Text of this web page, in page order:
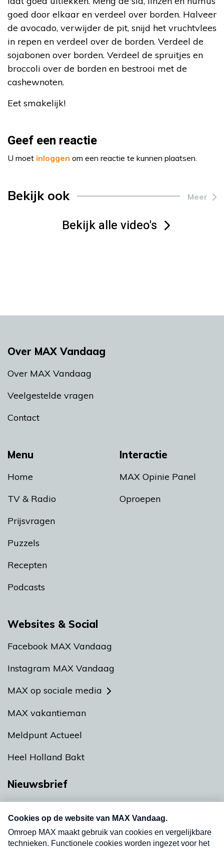
goed door elkaar en verdeel over borden. Halveer
de avocado, verwijder de pit, snijd het vruchtvlees
in repen en verdeel over de borden. Verdeel de
sojabonen over borden. Verdeel de spruitjes en
broccoli over de borden en bestrooi met de
cashewnoten.
Eet smakelijk!
Geef een reactie
U moet inloggen om een reactie te kunnen plaatsen.
Bekijk ook Meer
Bekijk alle video's
Menu
Home
TV & Radio
Prijsvragen
Puzzels
Recepten
Podcasts
Interactie
MAX Opinie Panel
Oproepen
Over MAX Vandaag
Over MAX Vandaag
Veelgestelde vragen
Contact
Websites & Social
Facebook MAX Vandaag
Instagram MAX Vandaag
MAX op sociale media
MAX vakantieman
Meldpunt Actueel
Heel Holland Bakt
Nieuwsbrief
nieuwsbrief. Elke vrijdag- en dinsdagochtend in
uw mailbox.